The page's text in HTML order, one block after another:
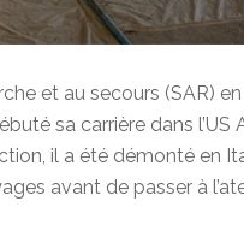
et au secours (SAR)
sa carrière dans l’US
il a été démonté en
avant de passer à